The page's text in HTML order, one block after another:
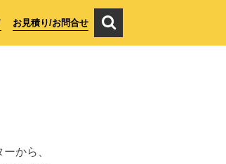
お見積り/お問合せ
から、